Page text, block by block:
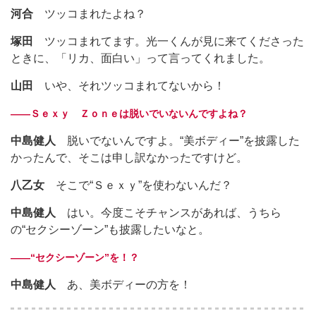
河合 ツッコまれたよね？
塚田
ツッコまれてます。光一くんが見に来てくださった
ときに、「リカ、面白い」って言ってくれました。
山田 いや、それツッコまれてないから！
――Ｓｅｘｙ Ｚｏｎｅは脱いでいないんですよね？
中島健人
脱いでないんですよ。“美ボディー”を披露した
かったんで、そこは申し訳なかったですけど。
八乙女 そこで“Ｓｅｘｙ”を使わないんだ？
中島健人
はい。今度こそチャンスがあれば、うちら
の“セクシーゾーン”も披露したいなと。
――“セクシーゾーン”を！？
中島健人 あ、美ボディーの方を！